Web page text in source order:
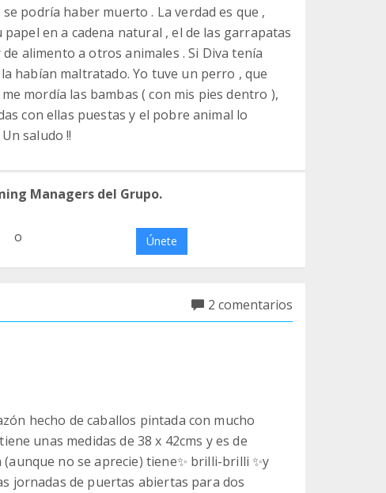
podría haber muerto . La verdad es que ,
en a cadena natural , el de las garrapatas
alimento a otros animales . Si Diva tenía
habían maltratado. Yo tuve un perro , que
mordía las bambas ( con mis pies dentro ),
con ellas puestas y el pobre animal lo
saludo !!
Managers del Grupo.
o Únete
2 comentarios
hecho de caballos pintada con mucho
unas medidas de 38 x 42cms y es de
no se aprecie) tiene✨ brilli-brilli ✨y
jornadas de puertas abiertas para dos